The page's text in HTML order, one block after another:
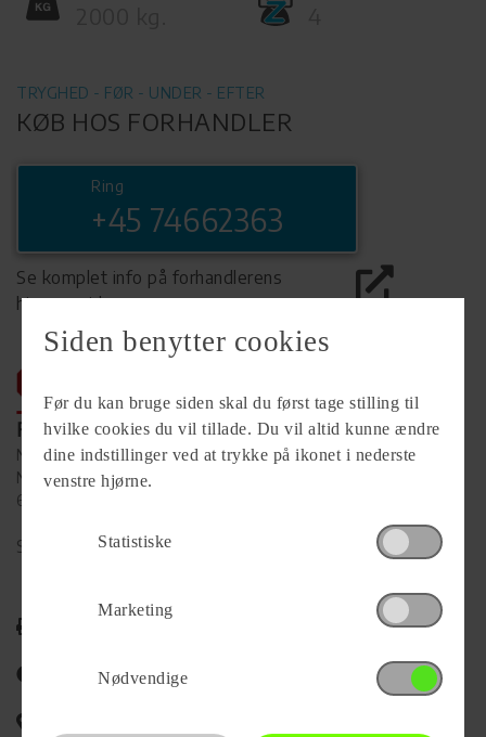
TRYGHED - FØR - UNDER - EFTER
KØB HOS FORHANDLER
Ring
+45 74662363
Se komplet info på forhandlerens
hjemmeside
Forhandler
NH Camping A/S
Nr. Hostrupvej 27 Nr. Hostrup
6230 Rødekro
Se alle vogne for forhandleren
Del på Facebook
Siden benytter cookies
Før du kan bruge siden skal du først tage stilling til
hvilke cookies du vil tillade. Du vil altid kunne ændre
dine indstillinger ved at trykke på ikonet i nederste
venstre hjørne.
Statistiske
Marketing
Nødvendige